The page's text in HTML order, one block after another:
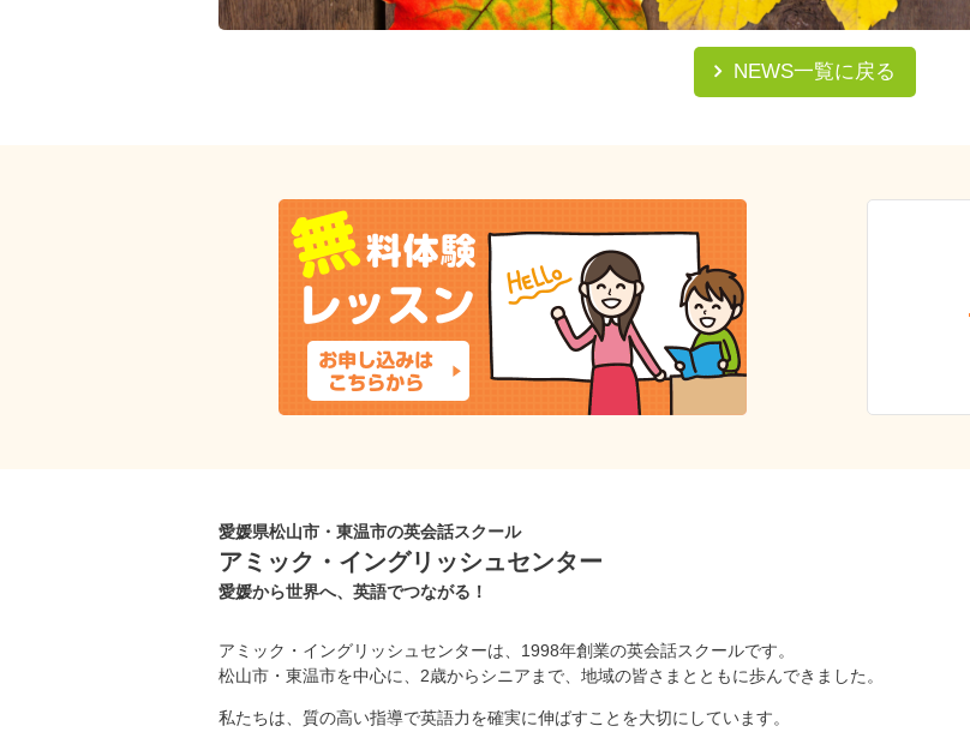
NEWS一覧に戻る
愛媛県松山市・東温市の英会話スクール
アミック・イングリッシュセンター
愛媛から世界へ、英語でつながる！
アミック・イングリッシュセンターは、1998年創業の英会話スクールです。
松山市・東温市を中心に、2歳からシニアまで、地域の皆さまとともに歩んできました。
私たちは、質の高い指導で英語力を確実に伸ばすことを大切にしています。